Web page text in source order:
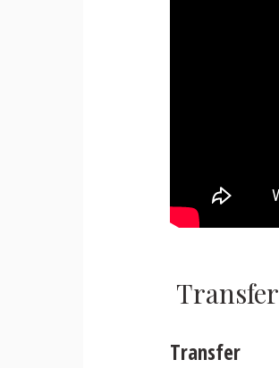
Transfer
Transfer